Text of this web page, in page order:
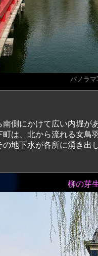
パノラマ
側にかけて広い内堀が
町は、北から流れる女鳥
の地下水が各所に湧き出
柳の芽